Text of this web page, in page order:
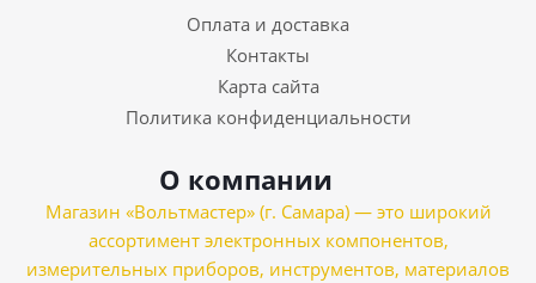
Оплата и доставка
Контакты
Карта сайта
Политика конфиденциальности
О компании
Магазин «Вольтмастер» (г. Самара) — это широкий
ассортимент электронных компонентов,
измерительных приборов, инструментов, материалов